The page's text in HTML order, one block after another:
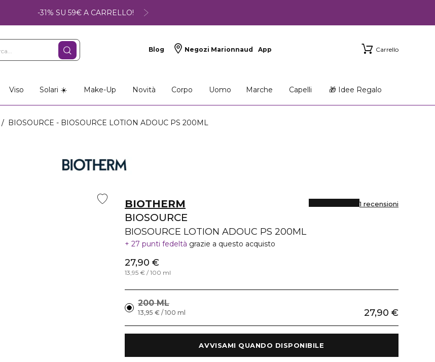
-31% SU 59€ A CARRELLO!
Blog Negozi Marionnaud App Carrello
Viso Solari ☀️ Make-Up Novità Corpo Uomo Marche Capelli 🎁 Idee Regalo
BIOSOURCE - BIOSOURCE LOTION ADOUC PS 200ML
BIOTHERM
BIOSOURCE
BIOSOURCE LOTION ADOUC PS 200ML
1 recensioni
27 punti fedeltà grazie a questo acquisto
27,90 €
13,95 € / 100 ml
200 ML
27,90 €
13,95 € / 100 ml